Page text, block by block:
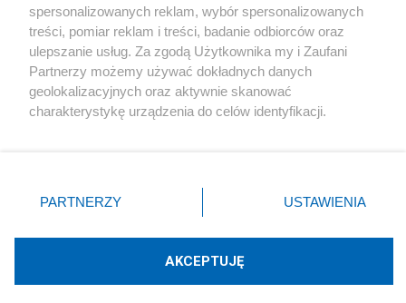
X Facebook Instagram Youtube
Technologię dostarcza:W3media.pl
spersonalizowanych reklam, wybór spersonalizowanych
treści, pomiar reklam i treści, badanie odbiorców oraz
ulepszanie usług. Za zgodą Użytkownika my i Zaufani
Partnerzy możemy używać dokładnych danych
geolokalizacyjnych oraz aktywnie skanować
charakterystykę urządzenia do celów identyfikacji.
zmienić/wycofać klikając przycisk ustawień prywatności
znajdujący się w lewym dolnym rogu strony
rodzaje przetwarzania danych nie wymagają zgody
użytkownika, ale masz prawo sprzeciwić się takiemu
PARTNERZY USTAWIENIA
AKCEPTUJĘ